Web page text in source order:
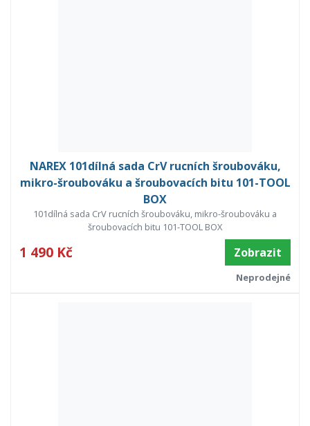
NAREX 101dílná sada CrV rucních šroubováku,
mikro-šroubováku a šroubovacích bitu 101-TOOL
BOX
101dílná sada CrV rucních šroubováku, mikro-šroubováku a
šroubovacích bitu 101-TOOL BOX
1 490 Kč Zobrazit
Neprodejné